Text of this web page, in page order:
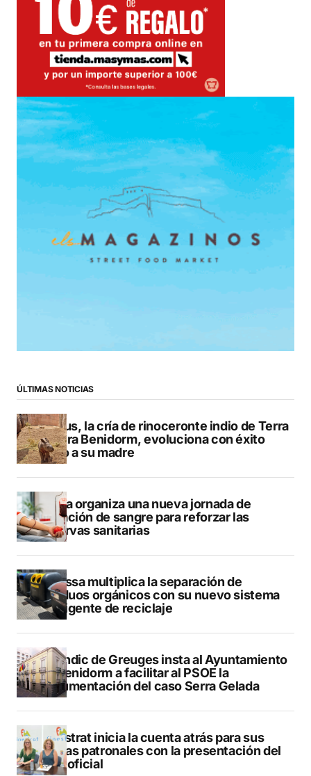
ÚLTIMAS NOTICIAS
Brutus, la cría de rinoceronte indio de Terra
Natura Benidorm, evoluciona con éxito
junto a su madre
Dénia organiza una nueva jornada de
donación de sangre para reforzar las
reservas sanitarias
Benissa multiplica la separación de
residuos orgánicos con su nuevo sistema
inteligente de reciclaje
El Síndic de Greuges insta al Ayuntamiento
de Benidorm a facilitar al PSOE la
documentación del caso Serra Gelada
Finestrat inicia la cuenta atrás para sus
fiestas patronales con la presentación del
libro oficial